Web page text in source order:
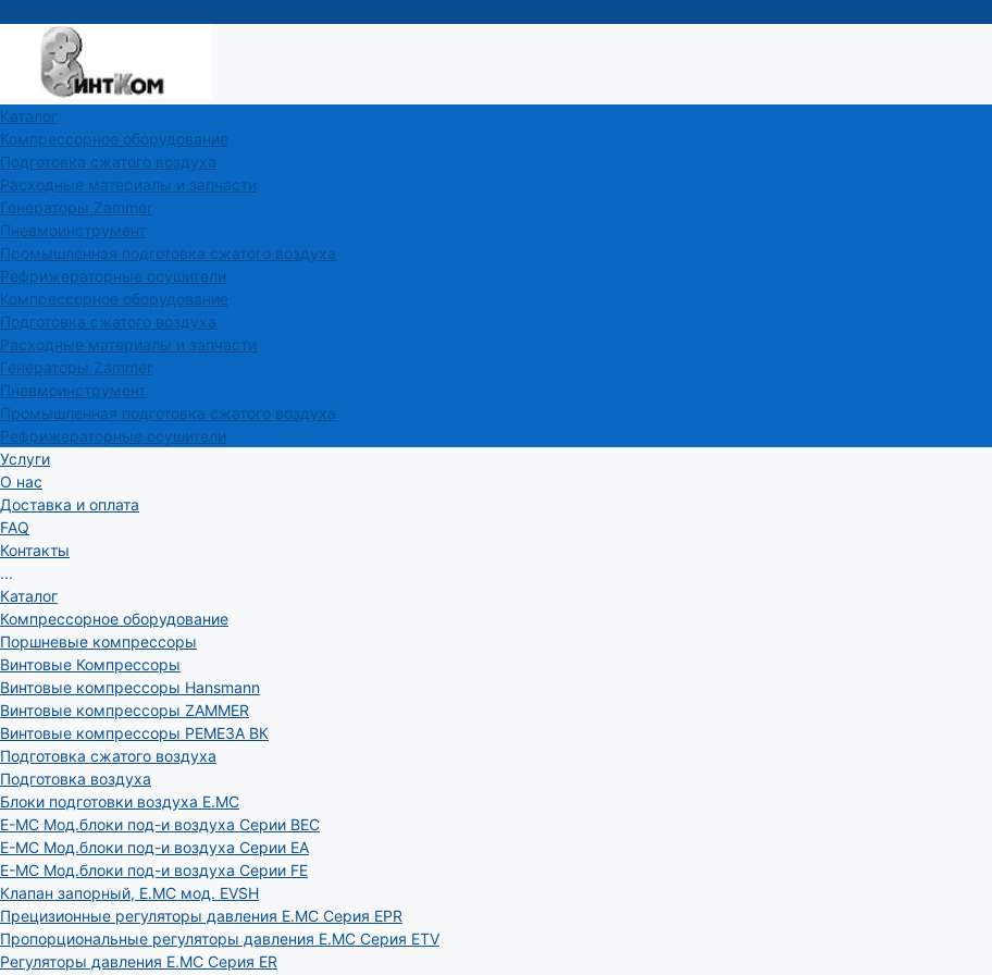
Каталог
Компрессорное оборудование
Подготовка сжатого воздуха
Расходные материалы и запчасти
Генераторы Zammer
Пневмоинструмент
Промышленная подготовка сжатого воздуха
Рефрижераторные осушители
Компрессорное оборудование
Подготовка сжатого воздуха
Расходные материалы и запчасти
Генераторы Zammer
Пневмоинструмент
Промышленная подготовка сжатого воздуха
Рефрижераторные осушители
Услуги
О нас
Доставка и оплата
FAQ
Контакты
...
Каталог
Компрессорное оборудование
Поршневые компрессоры
Винтовые Компрессоры
Винтовые компрессоры Hansmann
Винтовые компрессоры ZAMMER
Винтовые компрессоры РЕМЕЗА ВК
Подготовка сжатого воздуха
Подготовка воздуха
Блоки подготовки воздуха E.MC
E-MC Мод.блоки под-и воздуха Серии BEC
E-MC Мод.блоки под-и воздуха Серии EA
E-MC Мод.блоки под-и воздуха Серии FE
Клапан запорный, E.MC мод. EVSH
Прецизионные регуляторы давления E.MC Серия EPR
Пропорциональные регуляторы давления E.MC Серия ETV
Регуляторы давления E.MC Серия ER